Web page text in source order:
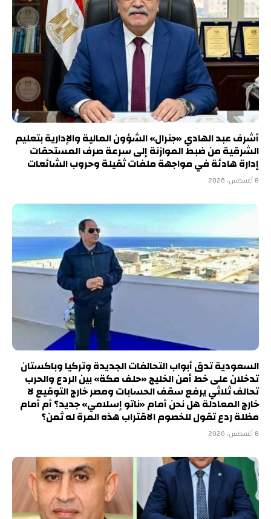
أشرف عبد الهادي «جنرال» الشؤون المالية والإدارية بتعليم
الشرقية من ضبط الموازنة إلى سرعة صرف المستحقات
إدارة هادئة في مواجهة ملفات ثقيلة وحروب الشائعات
8 أغسطس، 2026
السعودية تدق أبواب التحالفات الجديدة وتركيا وباكستان
تدخلان على خط أمن الخليج «حلف مكة» بين الردع والحرب
تحالف ثلاثي يرفع سقف الحسابات ومصر خارج التوقيع لا
خارج المعادلة هل نحن أمام «ناتو إسلامي» جديد؟ أم أمام
مظلة ردع تقول للخصوم الاقتراب هذه المرة له ثمن؟
8 أغسطس، 2026